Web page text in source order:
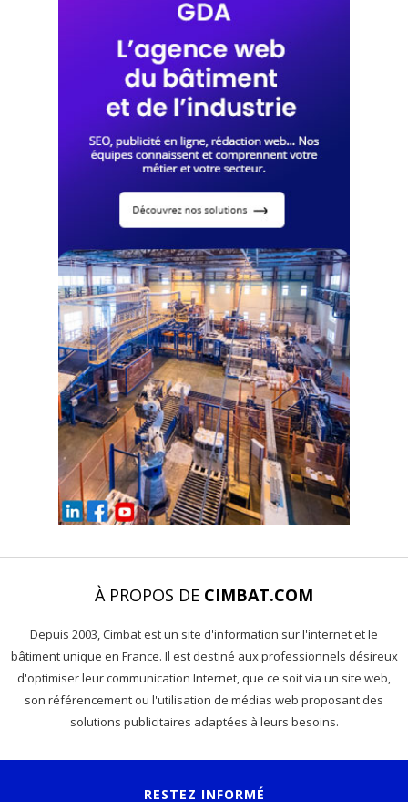
À PROPOS DE CIMBAT.COM
Depuis 2003, Cimbat est un site d'information sur l'internet et le
bâtiment unique en France. Il est destiné aux professionnels désireux
d'optimiser leur communication Internet, que ce soit via un site web,
son référencement ou l'utilisation de médias web proposant des
solutions publicitaires adaptées à leurs besoins.
RESTEZ INFORMÉ